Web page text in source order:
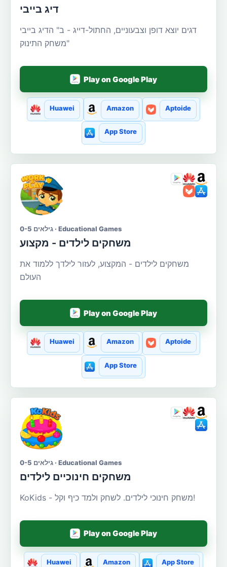
דיג בייבי
דגים יוצא דופן וצבעוניים, החתול-דייג - ב" הדיג בייבי
"משחק התינוק
Play on Google Play
Huawei Amazon Aptoide
App Store
גילאים 0-5 · Educational Games
משחקים לילדים - מקצוע
משחקים לילדים - המקצוע, לעזור לילדך ללמוד את
העולם
Play on Google Play
Huawei Amazon Aptoide
App Store
גילאים 0-5 · Educational Games
משחקים חינוכיים לילדים
KoKids - משחק חינוכי לילדים. לשחק ולמד כיף וקל!
Play on Google Play
Huawei Amazon App Store